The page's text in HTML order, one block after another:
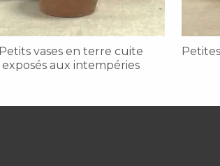
Petits vases en terre cuite
exposés aux intempéries